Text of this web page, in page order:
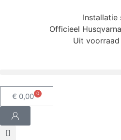
Installatie
Officieel
Uit
€ 0,00 0